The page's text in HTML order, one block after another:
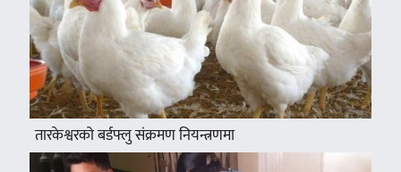
तारकेश्वरको बर्डफ्लु संक्रमण नियन्त्रणमा